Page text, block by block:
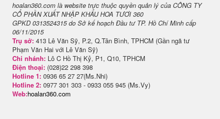
hoalan360.com là website trực thuộc quyền quản lý của CÔNG TY
CỔ PHẦN XUẤT NHẬP KHẨU HOA TƯƠI 360
GPKD 0313524315 do Sở kế hoạch Đầu tư TP. Hồ Chí Minh cấp
06/11/2015
Trụ sở: 413 Lê Văn Sỹ, P.2, Q.Tân Bình, TPHCM (Gần ngã tư
Phạm Văn Hai với Lê Văn Sỹ)
Chi nhánh: Lô C Hồ Thị Kỷ, P1, Q10, TPHCM
Điện thoại: (028)22 298 398
Hotline 1: 0936 65 27 27(Ms.Nhi)
Hotline 2: 0977 301 303 - 0933 055 945 (Ms.Vy)
Web:hoalan360.com